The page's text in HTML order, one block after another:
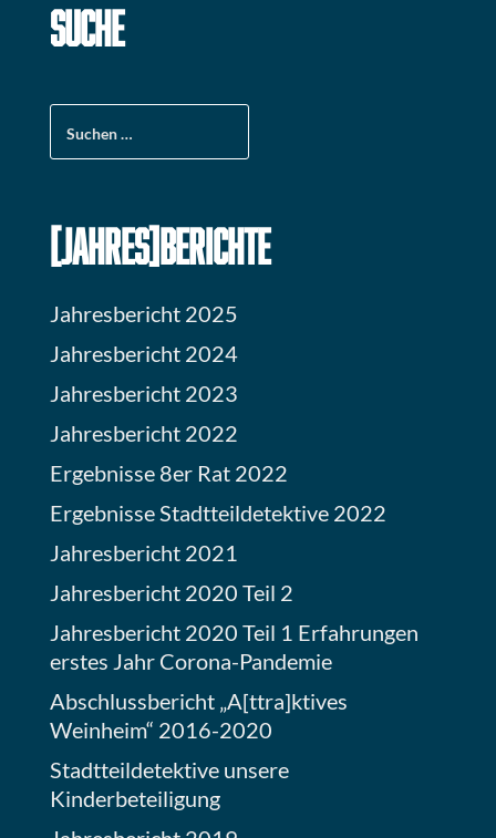
SUCHE
[JAHRES]BERICHTE
Jahresbericht 2025
Jahresbericht 2024
Jahresbericht 2023
Jahresbericht 2022
Ergebnisse 8er Rat 2022
Ergebnisse Stadtteildetektive 2022
Jahresbericht 2021
Jahresbericht 2020 Teil 2
Jahresbericht 2020 Teil 1 Erfahrungen
erstes Jahr Corona-Pandemie
Abschlussbericht „A[ttra]ktives
Weinheim“ 2016-2020
Stadtteildetektive unsere
Kinderbeteiligung